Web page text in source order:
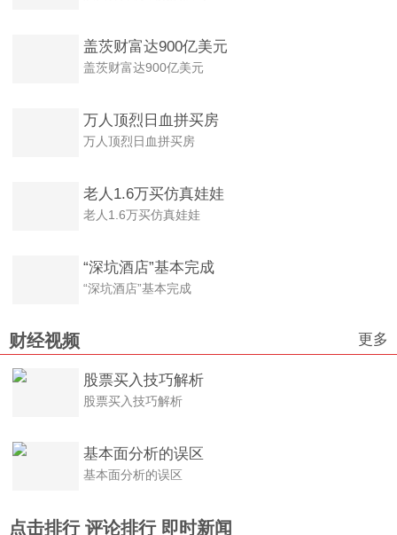
盖茨财富达900亿美元
盖茨财富达900亿美元
万人顶烈日血拼买房
万人顶烈日血拼买房
老人1.6万买仿真娃娃
老人1.6万买仿真娃娃
“深坑酒店”基本完成
“深坑酒店”基本完成
财经视频 更多
股票买入技巧解析
股票买入技巧解析
基本面分析的误区
基本面分析的误区
点击排行 评论排行 即时新闻